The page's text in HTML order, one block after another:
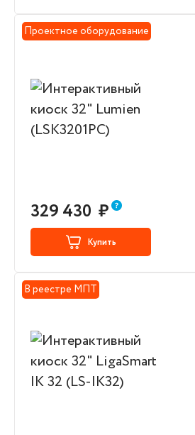
Проектное оборудование
329 430 ₽
Купить
В реестре МПТ